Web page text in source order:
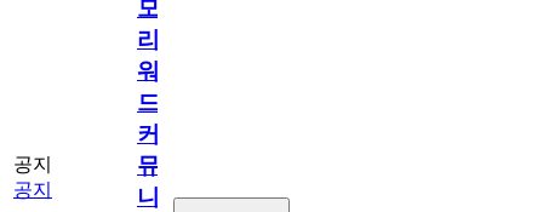
공지
공지
모
리
워
드
커
뮤
니